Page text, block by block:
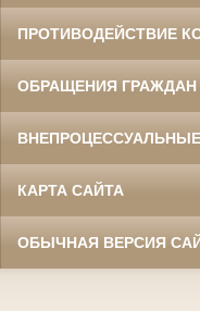
ПРОТИВОДЕЙСТВИЕ
ОБРАЩЕНИЯ ГРАЖДАН
КАРТА САЙТА
ОБЫЧНАЯ ВЕРСИЯ